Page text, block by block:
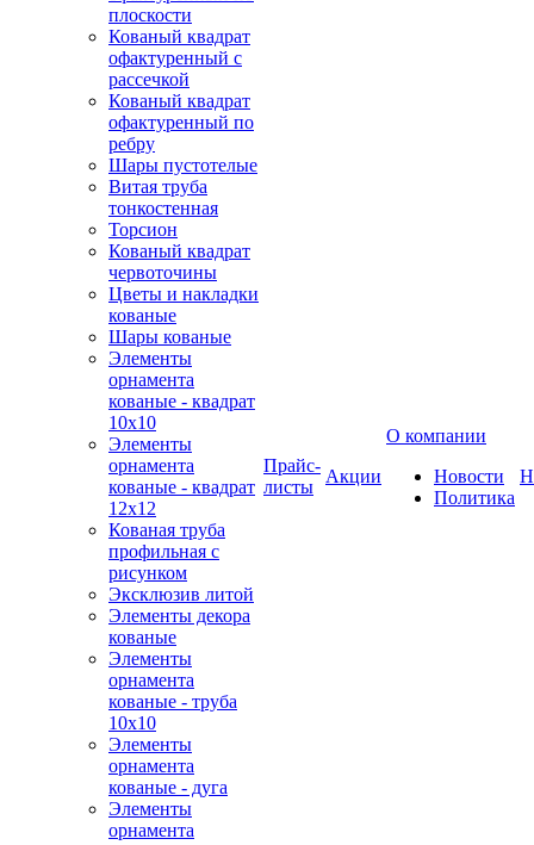
плоскости
Кованый квадрат
офактуренный с
рассечкой
Кованый квадрат
офактуренный по
ребру
Шары пустотелые
Витая труба
тонкостенная
Торсион
Кованый квадрат
червоточины
Цветы и накладки
кованые
Шары кованые
Элементы
орнамента
кованые - квадрат
10х10
Элементы
орнамента
кованые - квадрат
12х12
Кованая труба
профильная с
рисунком
Эксклюзив литой
Элементы декора
кованые
Элементы
орнамента
кованые - труба
10х10
Элементы
орнамента
кованые - дуга
Элементы
орнамента
Прайс-
листы
Акции
О компании
Новости
Политика